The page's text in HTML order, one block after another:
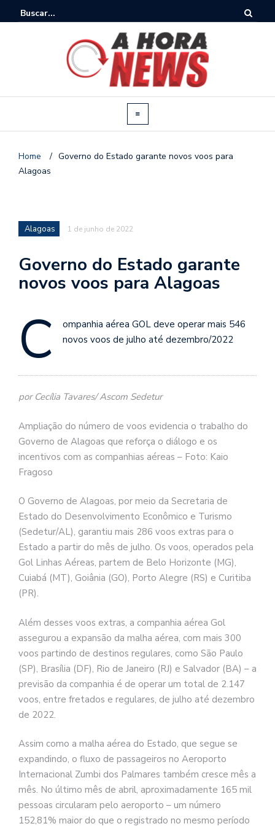
Home / Governo do Estado garante novos voos para
Alagoas
Alagoas 1 de junho de 2022
Governo do Estado garante
novos voos para Alagoas
C
ompanhia aérea GOL deve operar mais 546
novos voos de julho até dezembro/2022
por Cecília Tavares/ Ascom Sedetur
Ampliação do número de voos evidencia o trabalho do
Governo de Alagoas que reforça o diálogo e os
incentivos com as companhias aéreas – Foto: Kaio
Fragoso
O Governo de Alagoas, por meio da Secretaria de
Estado do Desenvolvimento Econômico e Turismo
(Sedetur/AL), garantiu mais 286 voos extras para o
Estado a partir do mês de julho. Os voos, operados pela
Gol Linhas Aéreas, partem de Belo Horizonte (MG),
Cuiabá (MT), Goiânia (GO), Porto Alegre (RS) e Curitiba
(PR).
Além desses voos extras, a companhia aérea Gol
assegurou a expansão da malha aérea, com mais 300
voos partindo de destinos regulares, como São Paulo
(SP), Brasília (DF), Rio de Janeiro (RJ) e Salvador (BA) – a
previsão da companhia é de operar um total de 2.147
voos, entre fretados e regulares, de julho até dezembro
de 2022.
Assim como a malha aérea do Estado, que segue se
expandindo, o fluxo de passageiros no Aeroporto
Internacional Zumbi dos Palmares também cresce mês a
mês. No último mês de abril, aproximadamente 165 mil
pessoas circularam pelo aeroporto – um número
152,81% maior do que o registrado no mesmo período